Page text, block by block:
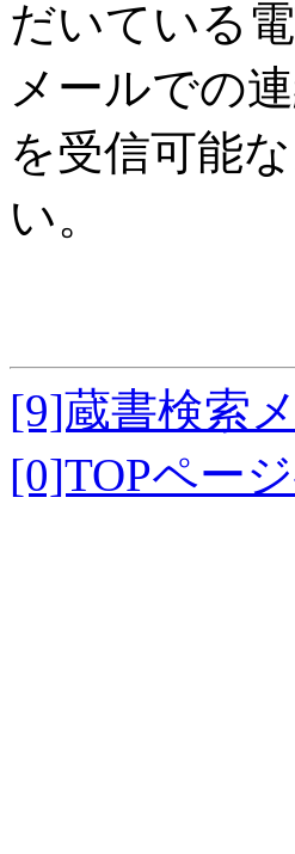
だいている
メールでの
を受信可能
い。
[9]蔵書検索
[0]TOPペー